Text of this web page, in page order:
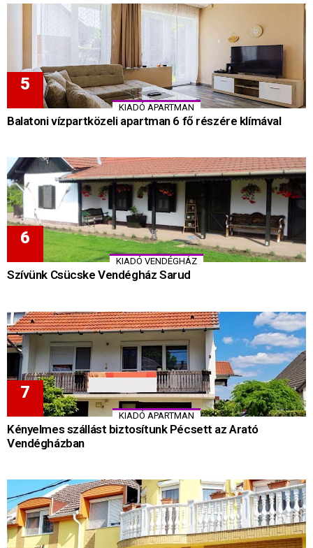
KIADÓ APARTMAN
Balatoni vízpartközeli apartman 6 fő részére klímával
KIADÓ VENDÉGHÁZ
Szívünk Csücske Vendégház Sarud
KIADÓ APARTMAN
Kényelmes szállást biztosítunk Pécsett az Arató
Vendégházban